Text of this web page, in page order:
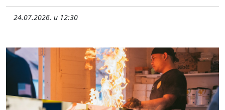
24.07.2026. u 12:30